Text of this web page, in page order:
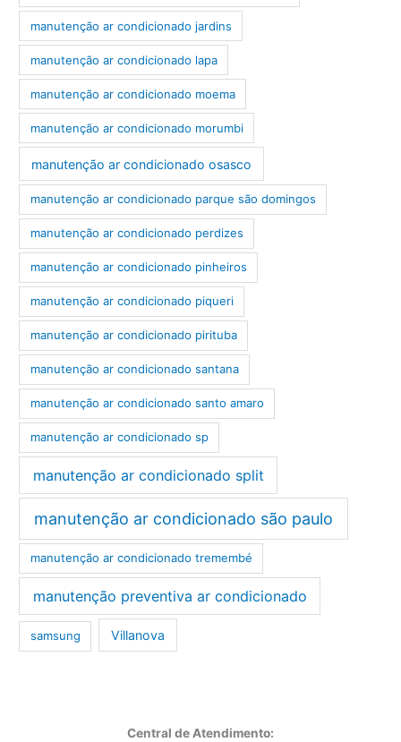
manutenção ar condicionado jardins
manutenção ar condicionado lapa
manutenção ar condicionado moema
manutenção ar condicionado morumbi
manutenção ar condicionado osasco
manutenção ar condicionado parque são domingos
manutenção ar condicionado perdizes
manutenção ar condicionado pinheiros
manutenção ar condicionado piqueri
manutenção ar condicionado pirituba
manutenção ar condicionado santana
manutenção ar condicionado santo amaro
manutenção ar condicionado sp
manutenção ar condicionado split
manutenção ar condicionado são paulo
manutenção ar condicionado tremembé
manutenção preventiva ar condicionado
samsung Villanova
Central de Atendimento: